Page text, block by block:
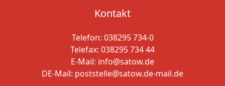
Kontakt
Telefon: 038295 734-0
Telefax: 038295 734 44
E-Mail: info@satow.de
DE-Mail: poststelle@satow.de-mail.de